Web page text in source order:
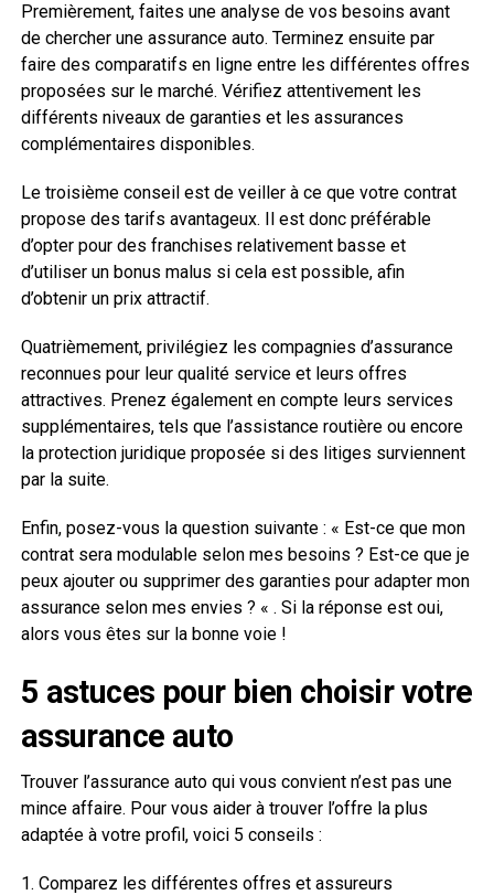
Premièrement, faites une analyse de vos besoins avant
de chercher une assurance auto. Terminez ensuite par
faire des comparatifs en ligne entre les différentes offres
proposées sur le marché. Vérifiez attentivement les
différents niveaux de garanties et les assurances
complémentaires disponibles.
Le troisième conseil est de veiller à ce que votre contrat
propose des tarifs avantageux. Il est donc préférable
d’opter pour des franchises relativement basse et
d’utiliser un bonus malus si cela est possible, afin
d’obtenir un prix attractif.
Quatrièmement, privilégiez les compagnies d’assurance
reconnues pour leur qualité service et leurs offres
attractives. Prenez également en compte leurs services
supplémentaires, tels que l’assistance routière ou encore
la protection juridique proposée si des litiges surviennent
par la suite.
Enfin, posez-vous la question suivante : « Est-ce que mon
contrat sera modulable selon mes besoins ? Est-ce que je
peux ajouter ou supprimer des garanties pour adapter mon
assurance selon mes envies ? « . Si la réponse est oui,
alors vous êtes sur la bonne voie !
5 astuces pour bien choisir votre
assurance auto
Trouver l’assurance auto qui vous convient n’est pas une
mince affaire. Pour vous aider à trouver l’offre la plus
adaptée à votre profil, voici 5 conseils :
1. Comparez les différentes offres et assureurs